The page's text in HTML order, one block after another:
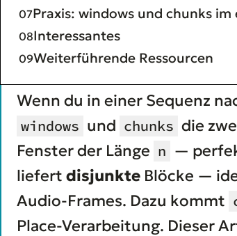
Praxis: windows und chunks im
Interessantes
Weiterführende Ressourcen
Wenn du in einer Sequenz
windows und chunks die
Fenster der Länge n —
liefert disjunkte Blöcke —
Audio-Frames. Dazu kommt
Place-Verarbeitung. Dieser